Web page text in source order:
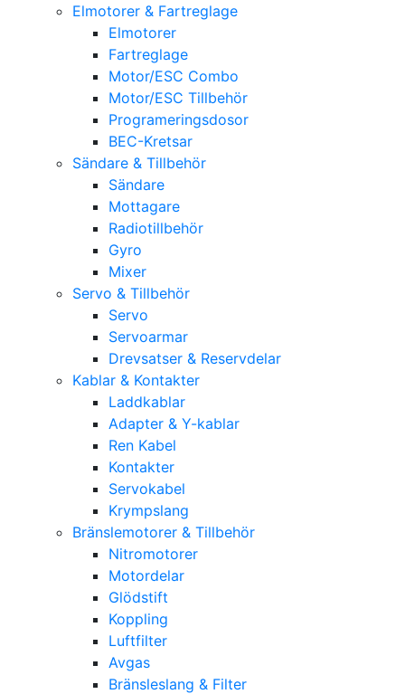
Elmotorer & Fartreglage
Elmotorer
Fartreglage
Motor/ESC Combo
Motor/ESC Tillbehör
Programeringsdosor
BEC-Kretsar
Sändare & Tillbehör
Sändare
Mottagare
Radiotillbehör
Gyro
Mixer
Servo & Tillbehör
Servo
Servoarmar
Drevsatser & Reservdelar
Kablar & Kontakter
Laddkablar
Adapter & Y-kablar
Ren Kabel
Kontakter
Servokabel
Krympslang
Bränslemotorer & Tillbehör
Nitromotorer
Motordelar
Glödstift
Koppling
Luftfilter
Avgas
Bränsleslang & Filter